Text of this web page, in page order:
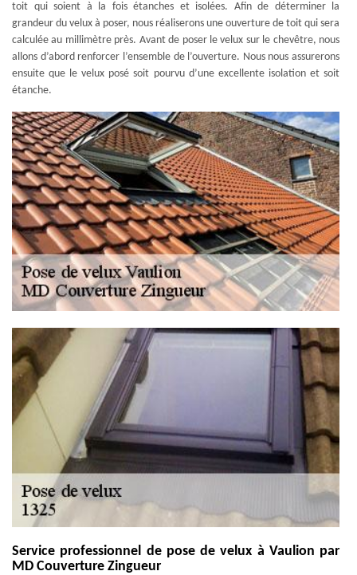
toit qui soient à la fois étanches et isolées. Afin de déterminer la
grandeur du velux à poser, nous réaliserons une ouverture de toit qui sera
calculée au millimètre près. Avant de poser le velux sur le chevêtre, nous
allons d’abord renforcer l’ensemble de l’ouverture. Nous nous assurerons
ensuite que le velux posé soit pourvu d’une excellente isolation et soit
étanche.
Service professionnel de pose de velux à Vaulion par
MD Couverture Zingueur